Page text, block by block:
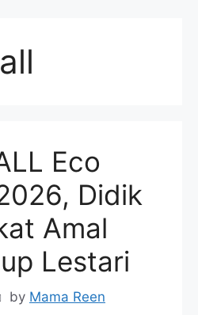
Eco
Didik
Amal
Lestari
by Mama Reen